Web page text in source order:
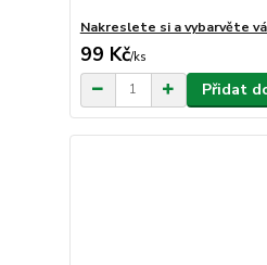
Nakreslete si a vybarvěte
99 Kč/ks
Přidat